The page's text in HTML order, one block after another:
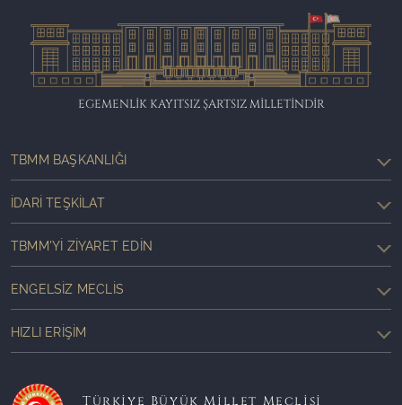
EGEMENLİK KAYITSIZ ŞARTSIZ MİLLETİNDİR
TBMM BAŞKANLIĞI
İDARI TEŞKILAT
TBMM'YI ZIYARET EDIN
ENGELSIZ MECLIS
HIZLI ERIŞIM
Türkiye Büyük Millet Meclisi